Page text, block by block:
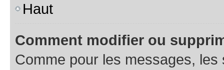
Haut
Comment modifier ou
Comme pour les messages,